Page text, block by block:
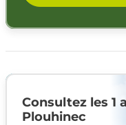
Consultez les 1
Plouhinec